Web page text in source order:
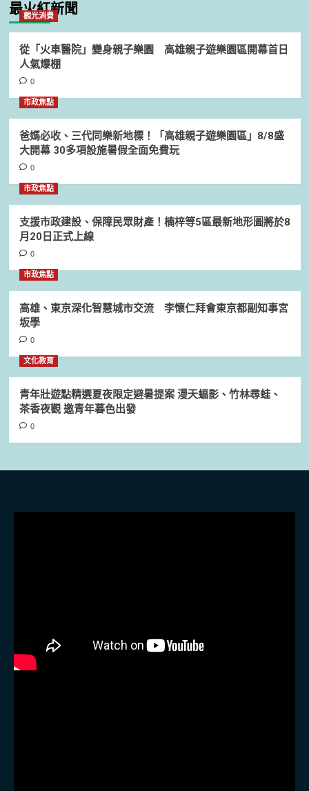
最火紅新聞
觀光消費
從「火車醫院」變身親子樂園 高雄親子遊樂園區開幕首日
人氣爆棚
0
市政焦點
爸媽必收、三代同樂新地標！「高雄親子遊樂園區」8/8盛
大開幕 30多項設施暑假全面免費玩
0
市政焦點
支援市政建設、保障民眾財產！楠梓等5區最新地形圖將於8
月20日正式上線
0
市政焦點
高雄、東京深化智慧城市交流 李懷仁拜會東京都副知事宮
坂學
0
文化教育
青年壯遊點精選夏夜限定避暑提案 漫天蝠影、竹林尋蛙、
茶香夜觀 邀青年暮色出發
0